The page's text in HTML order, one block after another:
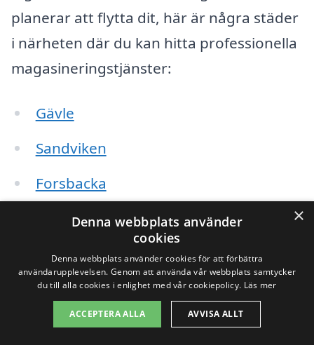
planerar att flytta dit, här är några städer
i närheten där du kan hitta professionella
magasineringstjänster:
Gävle
Sandviken
Forsbacka
Hofors
Sundsvall
Älvkarleby
Ockelbo
×
Denna webbplats använder
cookies
Denna webbplats använder cookies för att förbättra
användarupplevelsen. Genom att använda vår webbplats samtycker
du till alla cookies i enlighet med vår cookiepolicy. Läs mer
ACCEPTERA ALLA AVVISA ALLT